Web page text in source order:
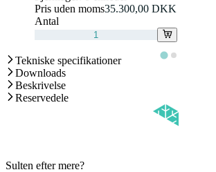
Pris uden moms35.300,00 DKK
Antal
Tekniske specifikationer
Downloads
Beskrivelse
Reservedele
Sulten efter mere?